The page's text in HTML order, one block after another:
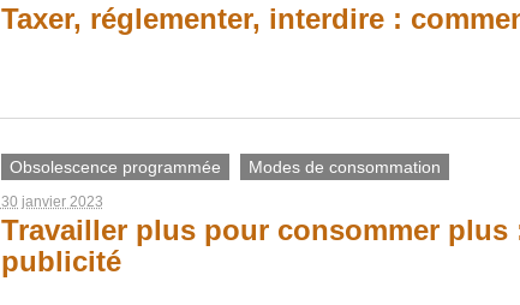
Taxer, réglementer, interdire :
Obsolescence programmée Modes de consommation
30 janvier 2023
Travailler plus pour consommer plus
publicité